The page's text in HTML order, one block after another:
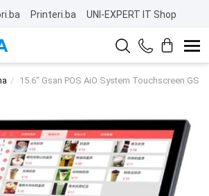
Printeri.ba UNI-EXPERT IT Shop
15.6" Gsan POS AiO System Touchscreen GS-